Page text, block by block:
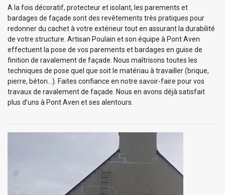
A la fois décoratif, protecteur et isolant, les parements et
bardages de façade sont des revêtements très pratiques pour
redonner du cachet à votre extérieur tout en assurant la durabilité
de votre structure. Artisan Poulain et son équipe à Pont Aven
effectuent la pose de vos parements et bardages en guise de
finition de ravalement de façade. Nous maîtrisons toutes les
techniques de pose quel que soit le matériau à travailler (brique,
pierre, béton…). Faites confiance en notre savoir-faire pour vos
travaux de ravalement de façade. Nous en avons déjà satisfait
plus d’uns à Pont Aven et ses alentours.